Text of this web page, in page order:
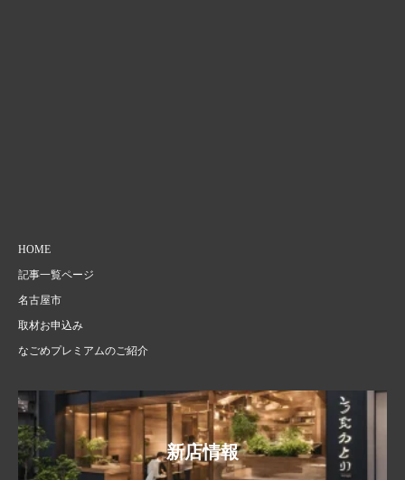
HOME
記事一覧ページ
名古屋市
取材お申込み
なごめプレミアムのご紹介
新店情報